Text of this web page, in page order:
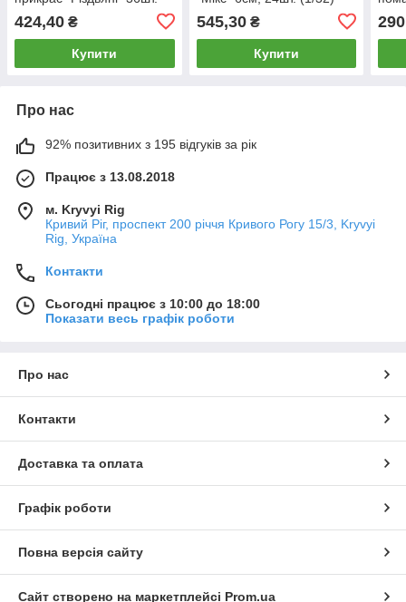
424,40 ₴
Купити
545,30₴
Купити
Про нас
92% позитивних з 195 відгуків за рік
Працює з 13.08.2018
м. Kryvyi Rig
Кривий Ріг, проспект 200 річчя Кривого Рогу 15/3, Kryvyi
Rig, Україна
Контакти
Сьогодні працює з 10:00 до 18:00
Показати весь графік роботи
Про нас
Контакти
Доставка та оплата
Графік роботи
Повна версія сайту
Сайт створено на маркетплейсі Prom.ua